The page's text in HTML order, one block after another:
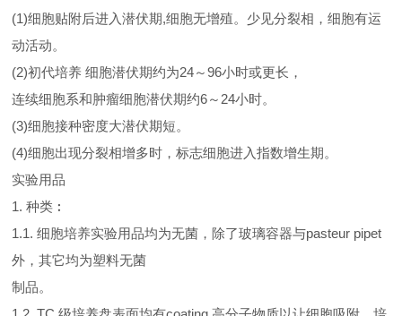
(1)细胞贴附后进入潜伏期,细胞无增殖。少见分裂相，细胞有运
动活动。
(2)初代培养 细胞潜伏期约为24～96小时或更长，
连续细胞系和肿瘤细胞潜伏期约6～24小时。
(3)细胞接种密度大潜伏期短。
(4)细胞出现分裂相增多时，标志细胞进入指数增生期。
实验用品
1. 种类︰
1.1. 细胞培养实验用品均为无菌，除了玻璃容器与pasteur pipet
外，其它均为塑料无菌
制品。